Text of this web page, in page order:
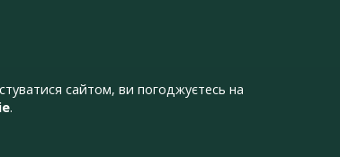
сайтом, ви погоджуєтесь на
.